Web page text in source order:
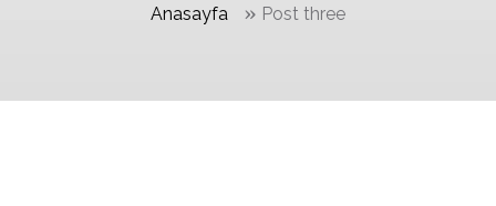
Anasayfa » Post three